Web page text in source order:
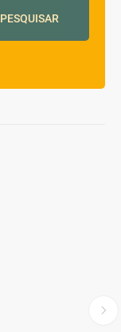
PESQUISAR